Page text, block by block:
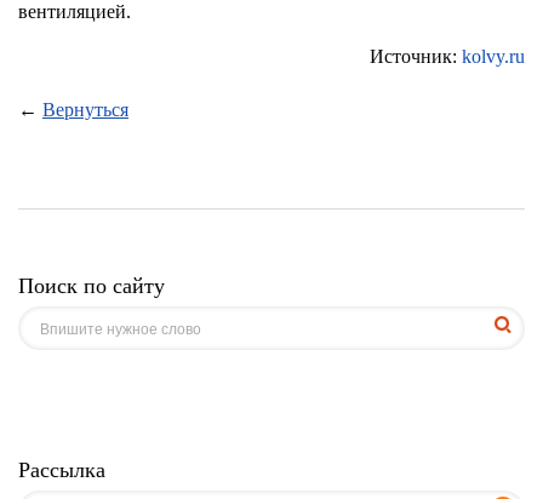
вентиляцией.
Источник: kolvy.ru
← Вернуться
Поиск по сайту
Рассылка